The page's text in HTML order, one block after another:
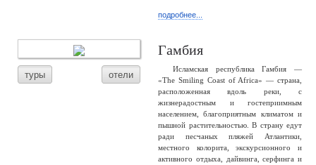
подробнее...
туры отели
Гамбия
Исламская республика Гамбия —
«The Smiling Coast of Africa» — страна,
расположенная вдоль реки, с
жизнерадостным и гостеприимным
населением, благоприятным климатом и
пышной растительностью. В страну едут
ради песчаных пляжей Атлантики,
местного колорита, экскурсионного и
активного отдыха, дайвинга, серфинга и